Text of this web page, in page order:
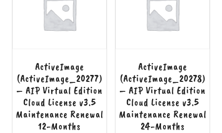
ActiveImage
(ActiveImage_20277)
– AIP Virtual Edition
Cloud License v3.5
Maintenance Renewal
12-Months
ActiveImage
(ActiveImage_20278)
– AIP Virtual Edition
Cloud License v3.5
Maintenance Renewal
24-Months